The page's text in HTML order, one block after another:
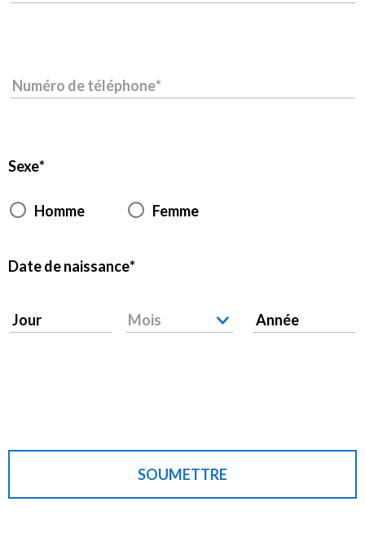
Numéro de téléphone
Sexe
Homme Femme
Date de naissance
Jour Mois Année
SOUMETTRE